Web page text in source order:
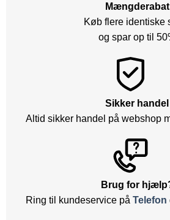
Mængderabat
Køb flere identiske
og spar op til
Sikker handel
Altid sikker handel på webshop
Brug for
Ring til kundeservice på Telefon